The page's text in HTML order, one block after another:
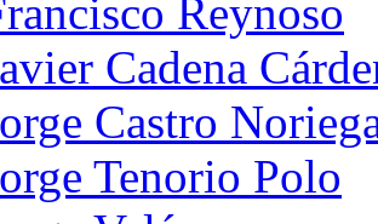
Reynoso
Cadena
Castro
Tenorio Polo